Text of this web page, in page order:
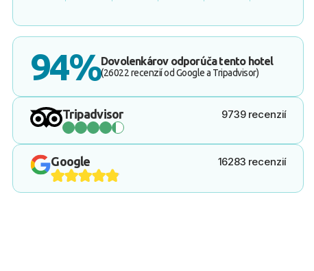
94%Dovolenkárov odporúča tento hotel
(26022 recenzií od Google a Tripadvisor)
Tripadvisor 9739 recenzií
Google 16283 recenzií